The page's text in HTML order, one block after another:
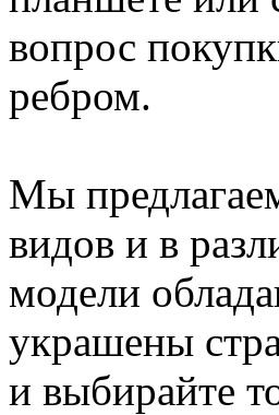
вопрос
ребром.
Мы
видов и в
модели
украшены
и выбирайте